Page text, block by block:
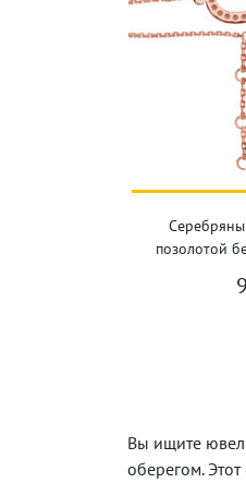
позолотой
Вы ищите
оберегом.